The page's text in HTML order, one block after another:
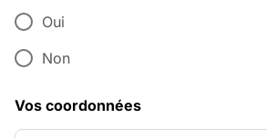
Oui
Non
Vos coordonnées